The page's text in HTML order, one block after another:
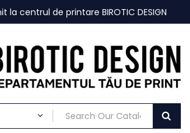
la centrul de printare BIROTIC DESIGN